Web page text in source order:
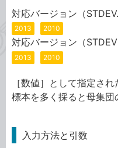
対応バージョン（
2013
2010
対応バージョン（
2013
2010
［数値］として指定さ
標本を多く採ると母集団
入力方法と引数